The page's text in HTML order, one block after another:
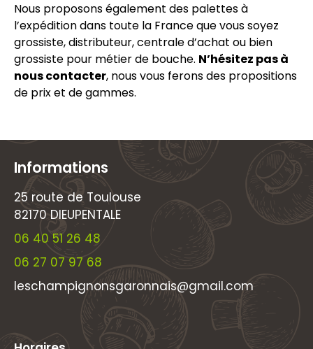
Nous proposons également des palettes à
l’expédition dans toute la France que vous soyez
grossiste, distributeur, centrale d’achat ou bien
grossiste pour métier de bouche. N’hésitez pas à
nous contacter, nous vous ferons des propositions
de prix et de gammes.
Informations
25 route de Toulouse
82170 DIEUPENTALE
06 40 51 26 48
06 27 07 97 68
leschampignonsgaronnais@gmail.com